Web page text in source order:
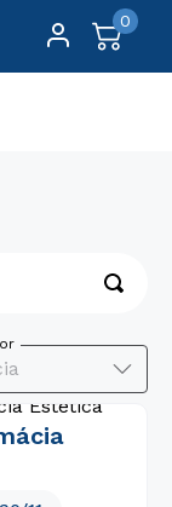
0
BUSCADOS
física